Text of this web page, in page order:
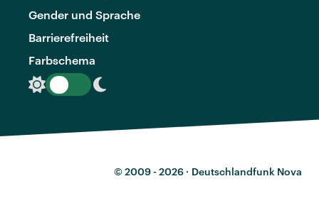
Gender und Sprache
Barrierefreiheit
Farbschema
© 2009 - 2026 · Deutschlandfunk Nova